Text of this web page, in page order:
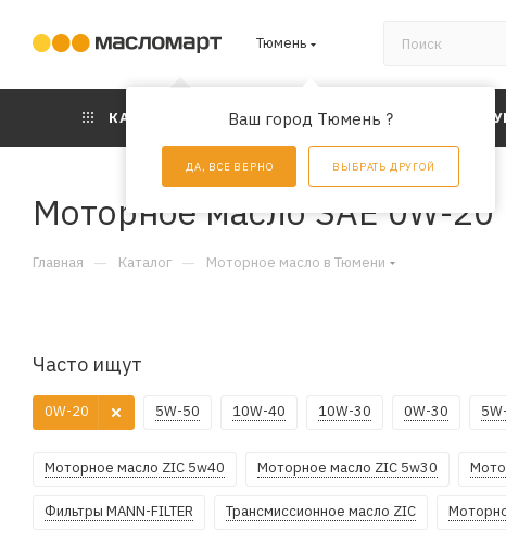
Тюмень
Ваш город Тюмень ?
ДА, ВСЕ ВЕРНО ВЫБРАТЬ ДРУГОЙ
КАТАЛОГ АКЦИИ
Моторное масло SAE 0W-
Главная — Каталог — Моторное масло в Тюмени
Часто ищут
5W-50 10W-40 10W-30 0W-30
0W-20
Моторное масло ZIC 5w40 Моторное масло ZIC 5w30
Фильтры MANN-FILTER Трансмиссионное масло ZIC